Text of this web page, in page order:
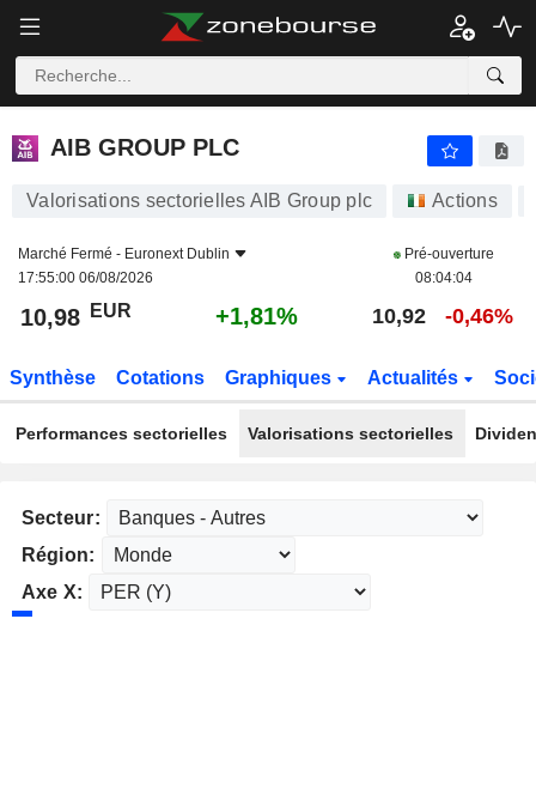
AIB GROUP PLC
AIB GROUP PLC
Valorisations sectorielles AIB Group plc Actions
Marché Fermé - Euronext Dublin
17:55:00 06/08/2026
Pré-ouverture
08:04:04
10,98 EUR +1,81% 10,92 -0,46%
Synthèse Cotations Graphiques Actualités
Performances sectorielles Valorisations sectorielles
Secteur:
Région:
Axe X: